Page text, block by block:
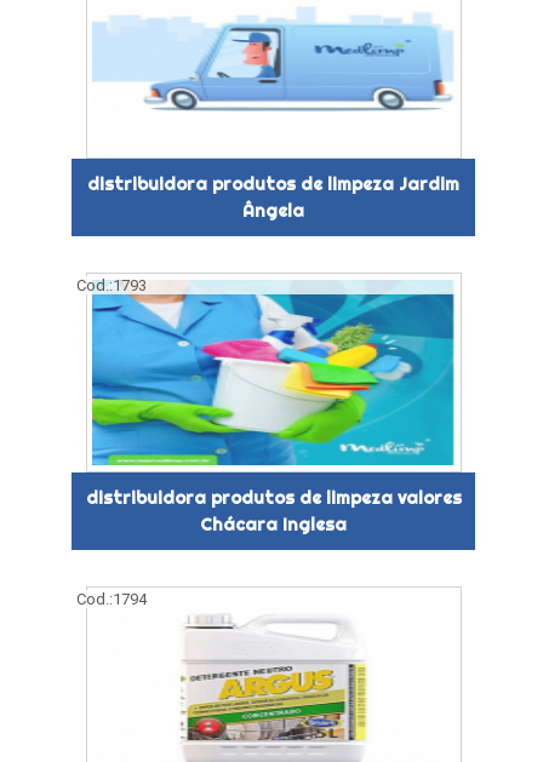
distribuidora produtos de limpeza Jardim
Ângela
Cod.:1793
distribuidora produtos de limpeza valores
Chácara Inglesa
Cod.:1794